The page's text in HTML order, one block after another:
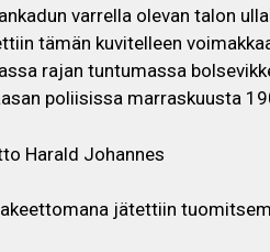
varrella olevan talon
tämän kuvitelleen
rajan tuntumassa
poliisissa marraskuusta
Harald Johannes
jätettiin